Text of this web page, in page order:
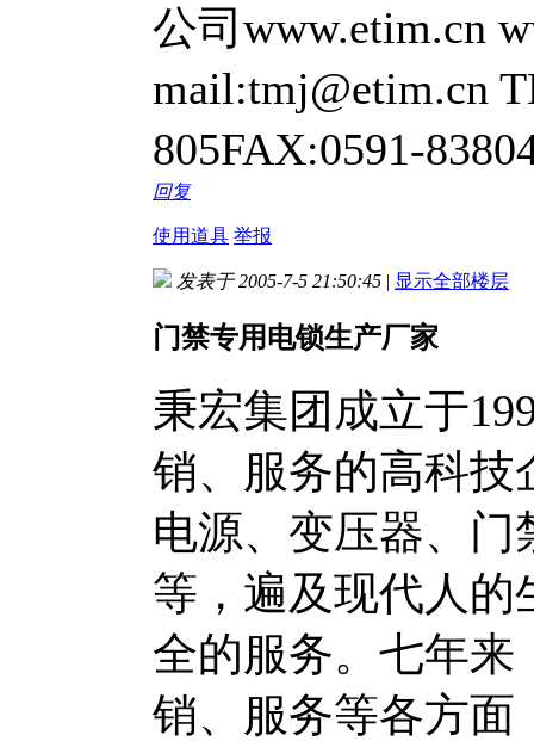
公司www.etim.cn
mail:tmj@etim.cn
805FAX:0591-
回复
使用道具 举报
发表于 2005-7-5 21:50:45 | 显示全部楼层
门禁专用电锁生产厂家
秉宏集团成立于
销、服务的高科技
电源、变压器、
等，遍及现代人的
全的服务。七年来
销、服务等各方面